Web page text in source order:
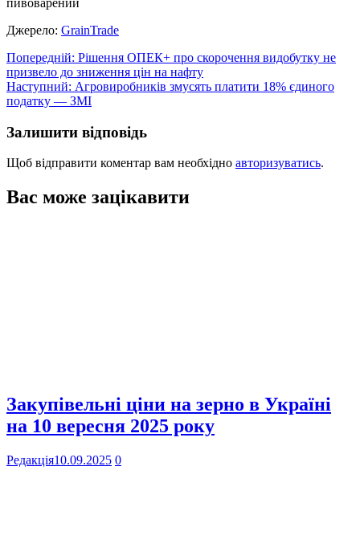
Джерело: GrainTrade
Навігація
записів
Попередній: Рішення ОПЕК+ про скорочення видобутку не
призвело до зниження цін на нафту
Наступний: Агровиробників змусять платити 18% єдиного
податку — ЗМІ
Залишити відповідь
Щоб відправити коментар вам необхідно авторизуватись.
Вас може зацікавити
Закупівельні ціни на зерно в Україні
на 10 вересня 2025 року
Редакція10.09.2025 0